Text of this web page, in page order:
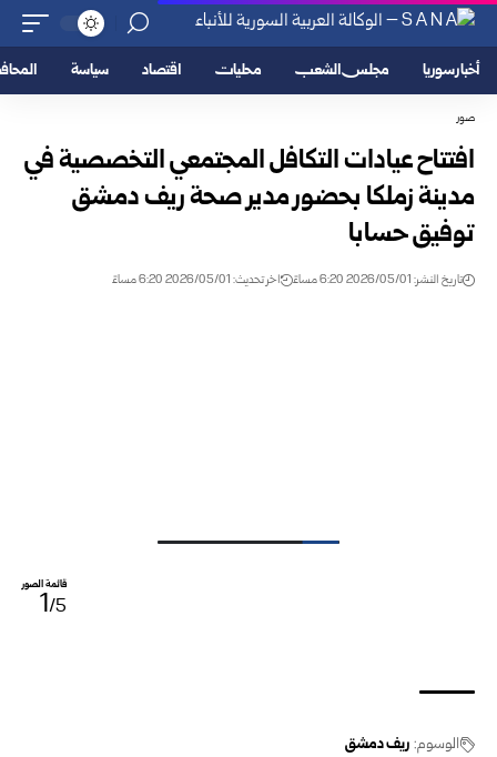
أخبار سوريا مجلس الشعب محليات اقتصاد سياسة
صور
افتتاح عيادات التكافل المجتمعي التخصصية في
مدينة زملكا بحضور مدير صحة ريف دمشق
توفيق حسابا
تاريخ النشر: 2026/05/01 6:20 مساءً اخر تحديث: 2026/05/01 6:20 مساءً
قائمة الصور
1/5
الوسوم: ريف دمشق